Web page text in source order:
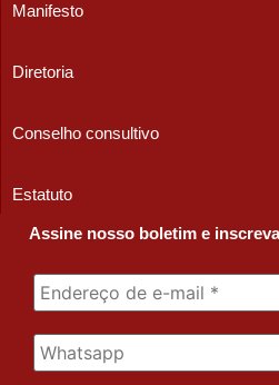
Manifesto
Diretoria
Conselho consultivo
Estatuto
Assine nosso boletim e